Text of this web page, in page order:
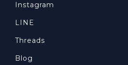
Instagram
LINE
Threads
Blog